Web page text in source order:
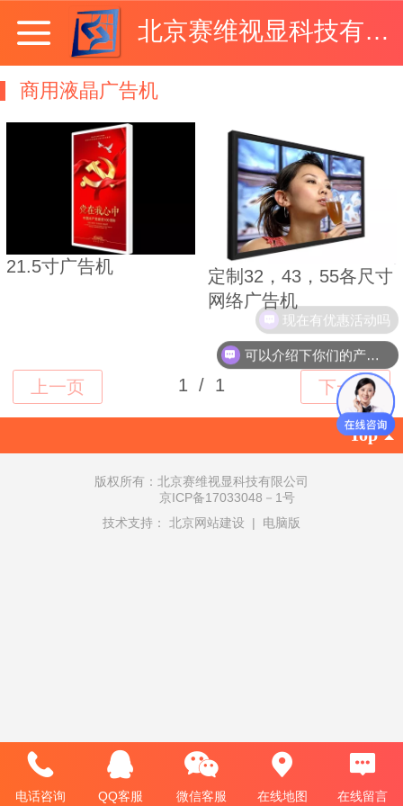
北京赛维视显科技有限公司
商用液晶广告机
21.5寸广告机
定制32，43，55各尺寸
网络广告机
Top
版权所有：北京赛维视显科技有限公司
京ICP备17033048－1号
技术支持： 北京网站建设 | 电脑版
电话咨询 QQ客服 微信客服 在线地图 在线留言
可以介绍下你们的产品么
现在有优惠活动吗